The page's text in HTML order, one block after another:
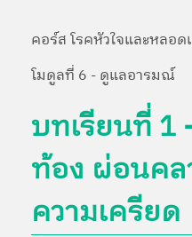
คอร์ส โรคหัวใจและหลอด
โมดูลที่ 6 - ดูแลอารมณ์
บทเรียนที่ 1
ท้อง ผ่อนคล
ความเครียด